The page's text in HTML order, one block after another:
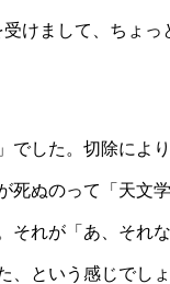
けまして、ちょっ
でした。切除によ
死ぬのって「天文
それが「あ、それ
という感じでしょ